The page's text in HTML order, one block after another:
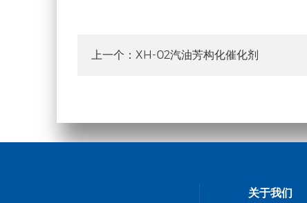
上一个： XH-02汽油芳构化催化剂
关于我们